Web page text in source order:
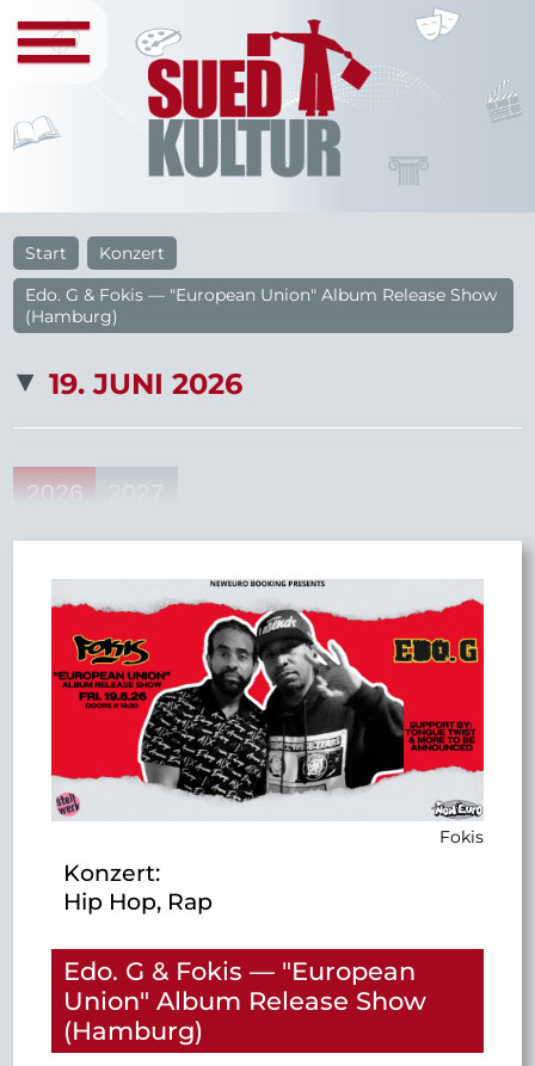
Start
Konzert
Edo. G & Fokis — "European Union" Album Release Show
(Hamburg)
19. JUNI 2026
2026
Fokis
Konzert:
Hip Hop, Rap
Edo. G & Fokis — "European
Union" Album Release Show
(Hamburg)